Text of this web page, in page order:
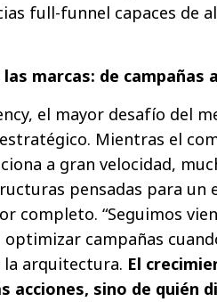
full-funnel capaces de
marcas: de campañas
el mayor desafío del
Mientras el
a gran velocidad,
pensadas para un
completo. “Seguimos
optimizar campañas
arquitectura. El
acciones, sino de quién